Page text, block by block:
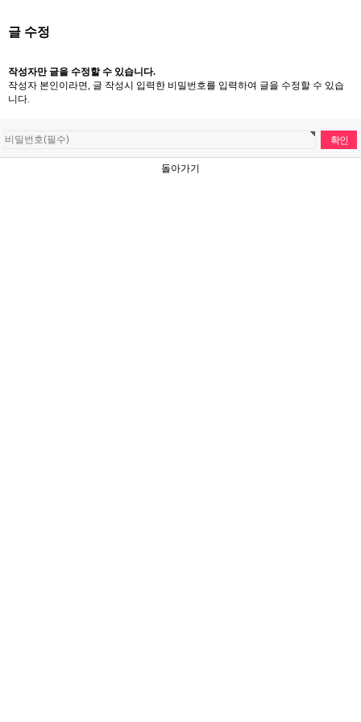
글 수정
작성자만 글을 수정할 수 있습니다.
작성자 본인이라면, 글 작성시 입력한 비밀번호를 입력하여 글을 수정할 수 있습
니다.
돌아가기